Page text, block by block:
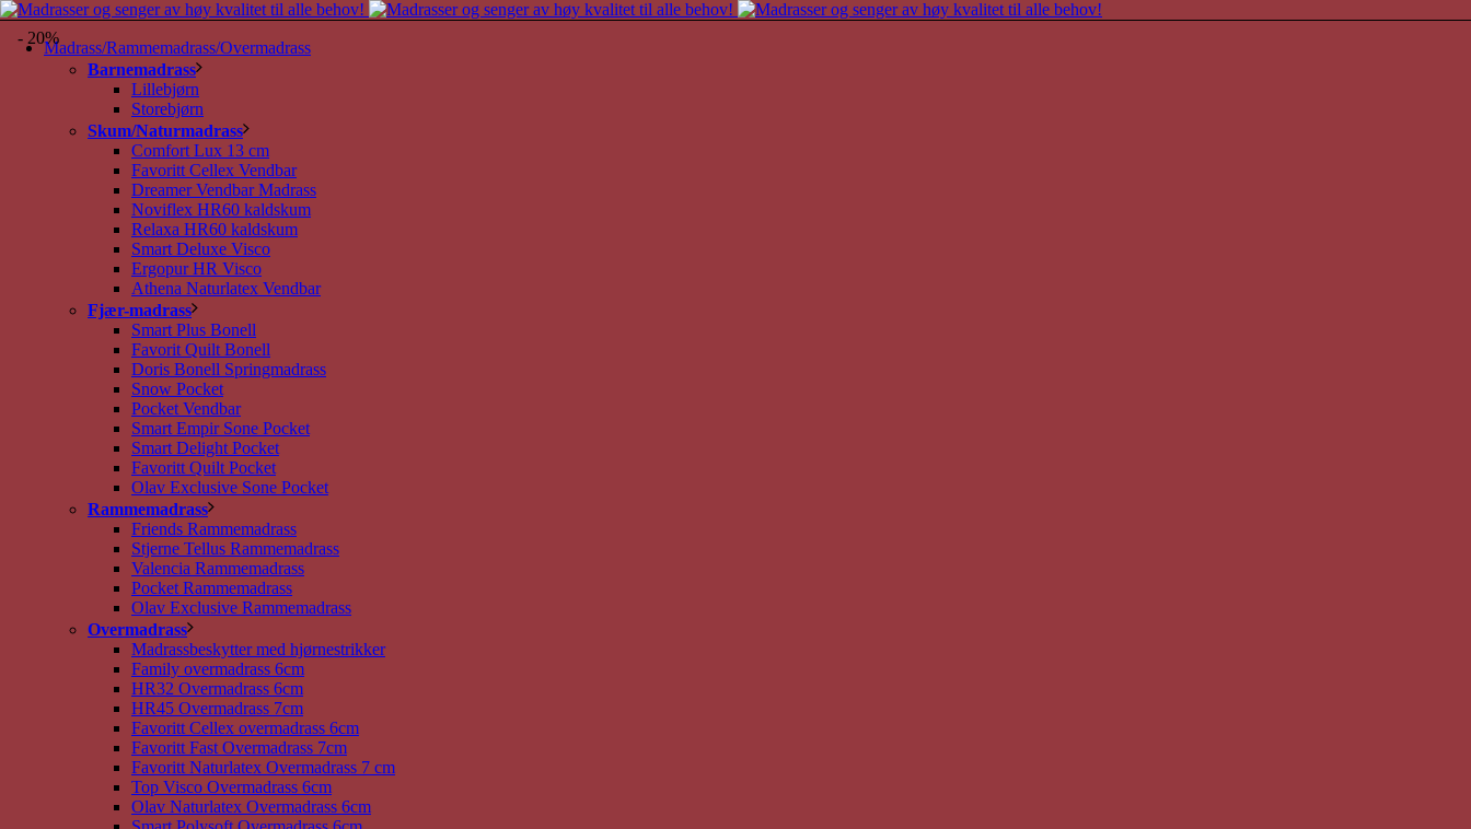
Madrass/Rammemadrass/Overmadrass
Barnemadrass
Lillebjørn
Storebjørn
Skum/Naturmadrass
Comfort Lux 13 cm
Favoritt Cellex Vendbar
Dreamer Vendbar Madrass
Noviflex HR60 kaldskum
Relaxa HR60 kaldskum
Smart Deluxe Visco
Ergopur HR Visco
Athena Naturlatex Vendbar
Fjær-madrass
Smart Plus Bonell
Favorit Quilt Bonell
Doris Bonell Springmadrass
Snow Pocket
Pocket Vendbar
Smart Empir Sone Pocket
Smart Delight Pocket
Favoritt Quilt Pocket
Olav Exclusive Sone Pocket
Rammemadrass
Friends Rammemadrass
Stjerne Tellus Rammemadrass
Valencia Rammemadrass
Pocket Rammemadrass
Olav Exclusive Rammemadrass
Overmadrass
Madrassbeskytter med hjørnestrikker
Family overmadrass 6cm
HR32 Overmadrass 6cm
HR45 Overmadrass 7cm
Favoritt Cellex overmadrass 6cm
Favoritt Fast Overmadrass 7cm
Favoritt Naturlatex Overmadrass 7 cm
Top Visco Overmadrass 6cm
Olav Naturlatex Overmadrass 6cm
- 20%